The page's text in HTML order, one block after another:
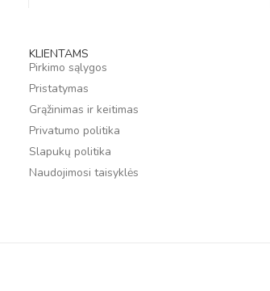
KLIENTAMS
Pirkimo sąlygos
Pristatymas
Grąžinimas ir keitimas
Privatumo politika
Slapukų politika
Naudojimosi taisyklės